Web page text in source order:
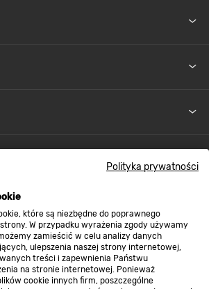
Polityka prywatności
które są niezbędne do poprawnego
W przypadku wyrażenia zgody używamy
zamieścić w celu analizy danych
ulepszenia naszej strony internetowej,
treści i zapewnienia Państwu
na stronie internetowej. Ponieważ
cookie innych firm, poszczególne